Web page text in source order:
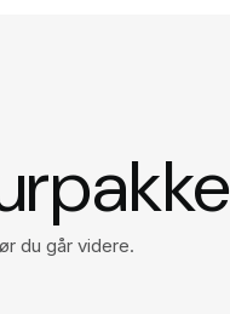
du går videre.